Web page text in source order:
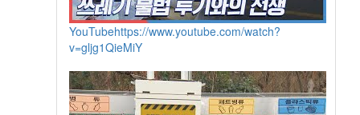
YouTubehttps://www.youtube.com/watch?
v=gljg1QieMiY